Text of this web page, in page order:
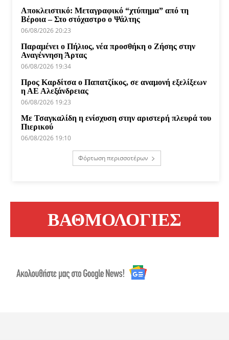
Αποκλειστικό: Μεταγραφικό “χτύπημα” από τη
Βέροια – Στο στόχαστρο ο Ψάλτης
06/08/2026 20:23
Παραμένει ο Πήλιος, νέα προσθήκη ο Ζήσης στην
Αναγέννηση Άρτας
06/08/2026 19:34
Προς Καρδίτσα ο Παπατζίκος, σε αναμονή εξελίξεων
η ΑΕ Αλεξάνδρειας
06/08/2026 19:23
Με Τσαγκαλίδη η ενίσχυση στην αριστερή πλευρά του
Πιερικού
06/08/2026 19:10
Φόρτωση περισσοτέρων
ΒΑΘΜΟΛΟΓΙΕΣ